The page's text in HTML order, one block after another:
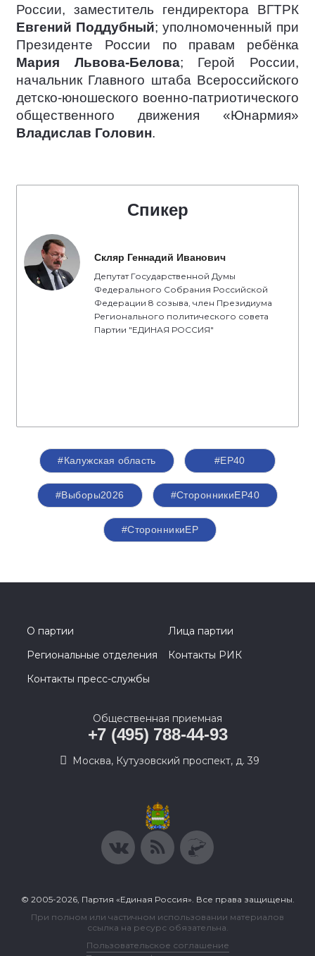
России, заместитель гендиректора ВГТРК
Евгений Поддубный; уполномоченный при
Президенте России по правам ребёнка
Мария Львова-Белова; Герой России,
начальник Главного штаба Всероссийского
детско-юношеского военно-патриотического
общественного движения «Юнармия»
Владислав Головин.
Спикер
Скляр Геннадий Иванович
Депутат Государственной Думы
Федерального Собрания Российской
Федерации 8 созыва, член Президиума
Регионального политического совета
Партии "ЕДИНАЯ РОССИЯ"
#Калужская область #ЕР40
#Выборы2026 #СторонникиЕР40
#СторонникиЕР
О партии
Лица партии
Региональные отделения
Контакты РИК
Контакты пресс-службы
Общественная приемная
+7 (495) 788-44-93
Москва, Кутузовский проспект, д. 39
© 2005-2026, Партия «Единая Россия». Все права защищены.
При полном или частичном использовании материалов
ссылка на ресурс обязательна.
Пользовательское соглашение